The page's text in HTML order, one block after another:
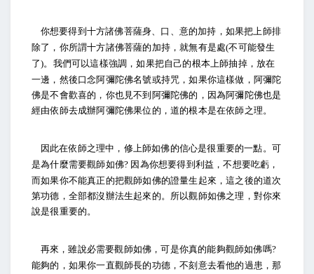
你想要得到十方諸佛菩薩身、口、意的加持，如果把上師排
除了，你所謂十方諸佛菩薩的加持，就無有是處(不可能發生
了)。我們可以這樣強調，如果把自己的根本上師抽掉，放在
一邊，然後口念阿彌陀佛名號或持咒，如果你這樣做，阿彌陀
佛是不會歡喜的，你也見不到阿彌陀佛的，因為阿彌陀佛也是
經由依師去成辦阿彌陀佛果位的，道的根本是在依師之理。
因此在依師之理中，修上師如佛的信心是很重要的一點。可
是為什麼需要觀師如佛? 因為你想要得到利益，不想要吃虧，
而如果你不能真正的把觀師如佛的證量生起來，這之後的道次
第功德，全部都沒辦法生起來的。所以觀師如佛之理，對你來
說是很重要的。
再來，雖說必需要觀師如佛，可是你真的能夠觀師如佛嗎?
能夠的，如果你一直觀師長的功德，不刻意去看他的過患，那